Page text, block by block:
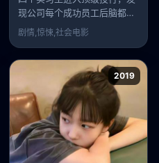
现公司每个成功员工后脑都植
入了一个神秘的“蜂箱”。
剧情,惊悚,社会电影
2019